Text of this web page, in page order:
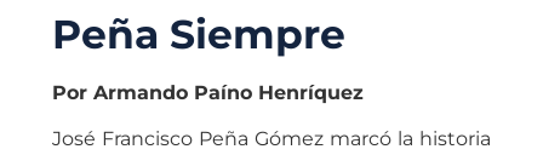
Peña Siempre
Por Armando Paíno Henríquez
José Francisco Peña Gómez marcó la historia